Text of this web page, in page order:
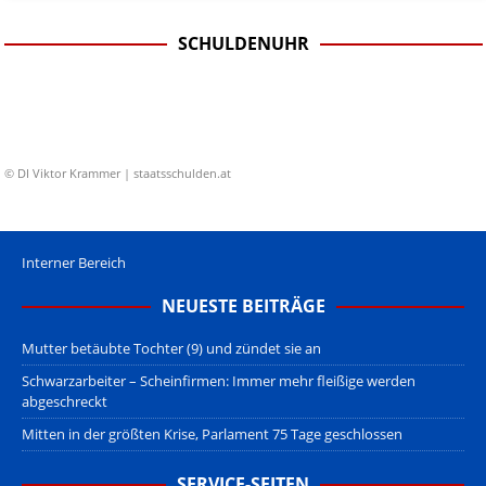
SCHULDENUHR
© DI Viktor Krammer | staatsschulden.at
Interner Bereich
NEUESTE BEITRÄGE
Mutter betäubte Tochter (9) und zündet sie an
Schwarzarbeiter – Scheinfirmen: Immer mehr fleißige werden
abgeschreckt
Mitten in der größten Krise, Parlament 75 Tage geschlossen